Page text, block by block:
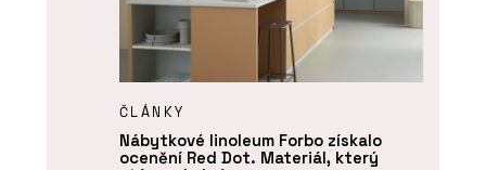
ČLÁNKY
Nábytkové linoleum Forbo získalo
ocenění Red Dot. Materiál, který